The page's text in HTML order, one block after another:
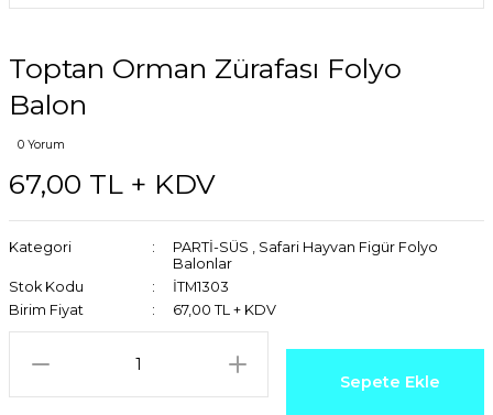
Toptan Orman Zürafası Folyo
Balon
0 Yorum
67,00 TL + KDV
Kategori PARTİ-SÜS , Safari Hayvan Figür Folyo
Balonlar
Stok Kodu
İTM1303
Birim Fiyat
67,00 TL + KDV
Sepete Ekle